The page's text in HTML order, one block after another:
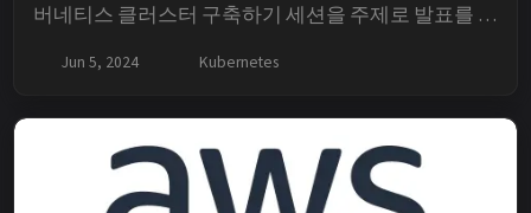
버네티스 클러스터 구축하기 세션을 주제로 발표를 진
경험이 없어 긴장도 많이 했고, 준비한 내용을 빠짐없
하지만 발표를 준비하면서, 발표를 진행...
Jun 5, 2024 Kubernetes